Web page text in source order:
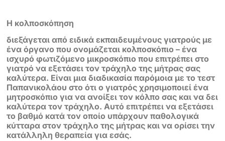
Η κολποσκόπηση
διεξάγεται από ειδικά εκπαιδευμένους γιατρούς με
ένα όργανο που ονομάζεται κολποσκόπιο – ένα
ισχυρό φωτιζόμενο μικροσκόπιο που επιτρέπει στο
γιατρό να εξετάσει τον τράχηλο της μήτρας σας
καλύτερα. Είναι μια διαδικασία παρόμοια με το τεστ
Παπανικολάου στο ότι ο γιατρός χρησιμοποιεί ένα
μητροσκόπιο για να ανοίξει τον κόλπο σας και να δει
καλύτερα τον τράχηλο. Αυτό επιτρέπει να εξετάσει
το βαθμό κατά τον οποίο υπάρχουν παθολογικά
κύτταρα στον τράχηλο της μήτρας και να ορίσει την
κατάλληλη θεραπεία για εσάς.